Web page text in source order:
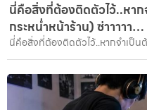
นี่คือสิ่งที่ต้องติดตัวไว้..หา
กระหน่ำหน้าร้าน) ซ่าาาาา
นี่คือสิ่งที่ต้องติดตัวไว้..หากจำเป็น